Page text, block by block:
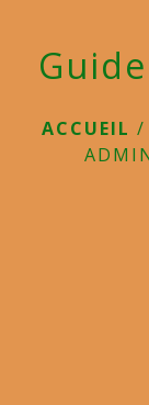
ACCUEIL /